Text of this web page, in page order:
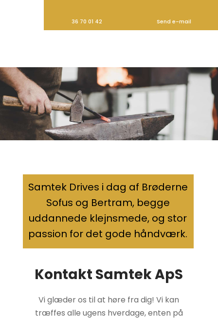
36 70 01 42 Send e-mail
​Samtek Drives i dag af Brøderne
Sofus og Bertram, begge
uddannede klejnsmede, og stor
passion for det gode håndværk.​
Kontakt Samtek ApS
​​​Vi glæder os til at høre fra dig! Vi kan
træffes alle ugens hverdage, enten på